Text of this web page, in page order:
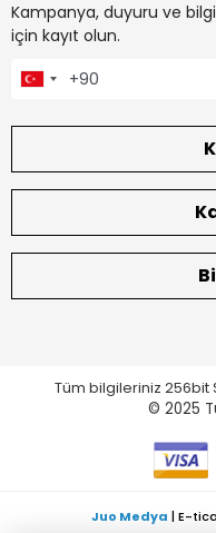
Kampanya, duyuru ve
için kayıt olun.
Tüm bilgileriniz 256bit
© 2025
Juo Medya | E-